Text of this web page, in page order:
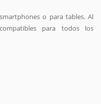
o para tables. Al
para todos los